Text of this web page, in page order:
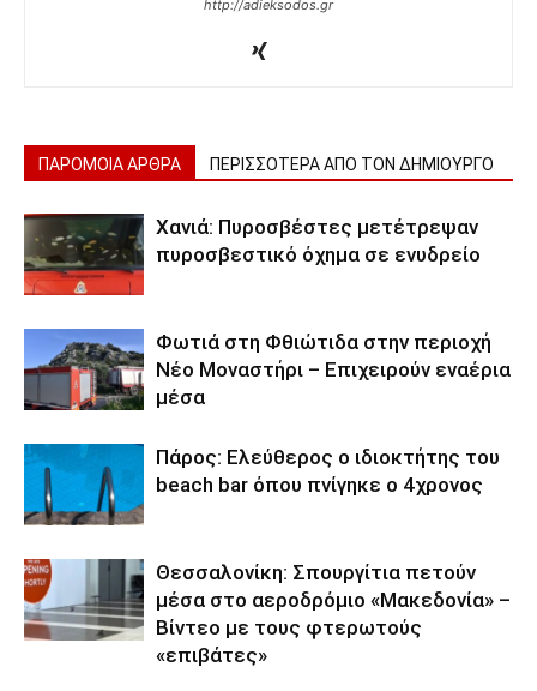
http://adieksodos.gr
ΠΑΡΟΜΟΙΑ ΑΡΘΡΑ ΠΕΡΙΣΣΟΤΕΡΑ ΑΠΟ ΤΟΝ ΔΗΜΙΟΥΡΓΟ
Χανιά: Πυροσβέστες μετέτρεψαν
πυροσβεστικό όχημα σε ενυδρείο
Φωτιά στη Φθιώτιδα στην περιοχή
Νέο Μοναστήρι – Επιχειρούν εναέρια
μέσα
Πάρος: Ελεύθερος ο ιδιοκτήτης του
beach bar όπου πνίγηκε ο 4χρονος
Θεσσαλονίκη: Σπουργίτια πετούν
μέσα στο αεροδρόμιο «Μακεδονία» –
Βίντεο με τους φτερωτούς
«επιβάτες»